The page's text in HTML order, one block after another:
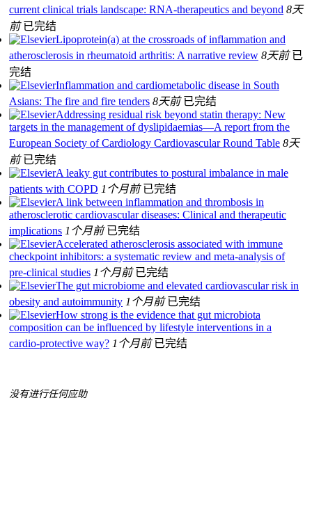
current clinical trials landscape: RNA-therapeutics and beyond 8天
前 已完结
Lipoprotein(a) at the crossroads of inflammation and
atherosclerosis in rheumatoid arthritis: A narrative review 8天前 已
完结
Inflammation and cardiometabolic disease in South
Asians: The fire and fire tenders 8天前 已完结
Addressing residual risk beyond statin therapy: New
targets in the management of dyslipidaemias—A report from the
European Society of Cardiology Cardiovascular Round Table 8天
前 已完结
A leaky gut contributes to postural imbalance in male
patients with COPD 1个月前 已完结
A link between inflammation and thrombosis in
atherosclerotic cardiovascular diseases: Clinical and therapeutic
implications 1个月前 已完结
Accelerated atherosclerosis associated with immune
checkpoint inhibitors: a systematic review and meta-analysis of
pre-clinical studies 1个月前 已完结
The gut microbiome and elevated cardiovascular risk in
obesity and autoimmunity 1个月前 已完结
How strong is the evidence that gut microbiota
composition can be influenced by lifestyle interventions in a
cardio-protective way? 1个月前 已完结
没有进行任何应助